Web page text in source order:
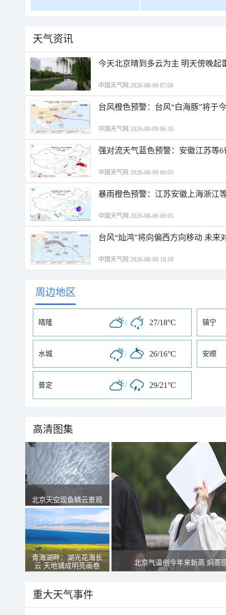
天气资讯
今天北京晴到多云为主 明天傍晚起
中国天气网 2026-08-09 07:08
台风橙色预警：台风“白海豚”将于
中国天气网 2026-08-09 06:10
强对流天气蓝色预警：安徽江苏等
中国天气网 2026-08-09 06:05
暴雨橙色预警：江苏安徽上海浙江
中国天气网 2026-08-09 06:05
台风“灿鸿”将向偏西方向移动 未来
中国天气网 2026-08-08 18:18
周边地区
晴隆 / 27/18°C 镇宁
水城 / 26/16°C 安顺
普定 / 29/21°C
高清图集
北京天空现鱼鳞云景观
青海湖畔：湖光花海长
云 天地铺成明亮画卷
北京气温创今年来新高 焖蒸
重大天气事件